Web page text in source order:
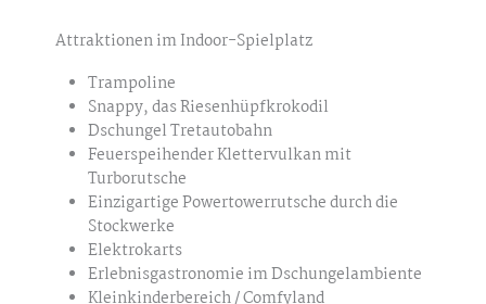
Attraktionen im Indoor-Spielplatz
Trampoline
Snappy, das Riesenhüpfkrokodil
Dschungel Tretautobahn
Feuerspeihender Klettervulkan mit
Turborutsche
Einzigartige Powertowerrutsche durch die
Stockwerke
Elektrokarts
Erlebnisgastronomie im Dschungelambiente